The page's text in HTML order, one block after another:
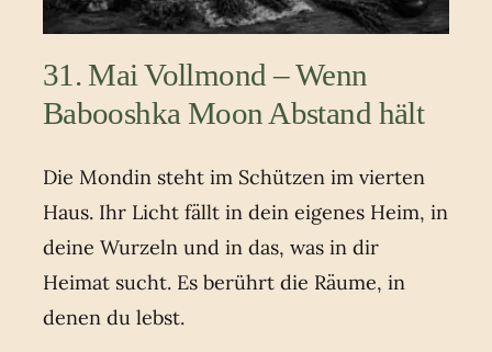
31. Mai Vollmond – Wenn
Babooshka Moon Abstand hält
Die Mondin steht im Schützen im vierten
Haus. Ihr Licht fällt in dein eigenes Heim, in
deine Wurzeln und in das, was in dir
Heimat sucht. Es berührt die Räume, in
denen du lebst.